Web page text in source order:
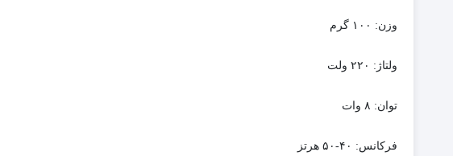
وزن:
ولتاژ:
توان:
فرکانس: